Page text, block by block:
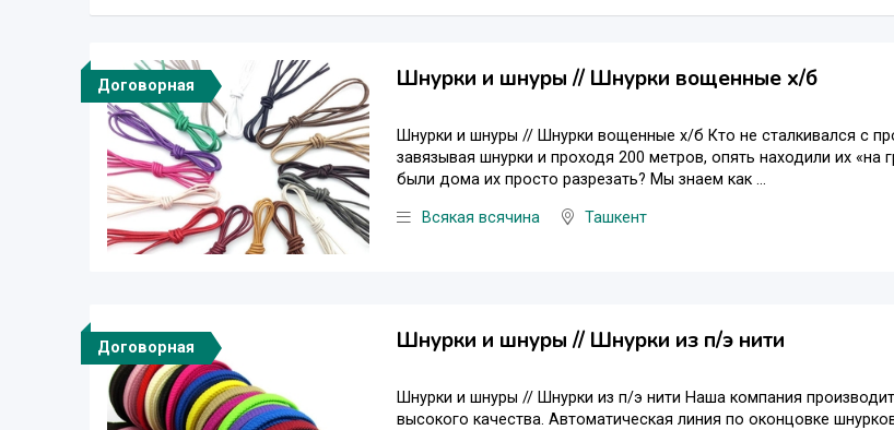
Договорная Шнурки и шнуры // Шнурки вощенные х/б
Шнурки и шнуры // Шнурки вощенные х/б Кто не сталкивался с
завязывая шнурки и проходя 200 метров, опять находили их
были дома их просто разрезать? Мы знаем как ...
Всякая всячина Ташкент
Договорная Шнурки и шнуры // Шнурки из п/э нити
Шнурки и шнуры // Шнурки из п/э нити Наша компания
высокого качества. Автоматическая линия по оконцовке